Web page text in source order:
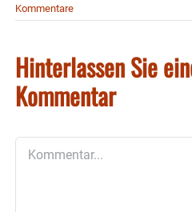
Kommentare
Hinterlassen Sie
Kommentar